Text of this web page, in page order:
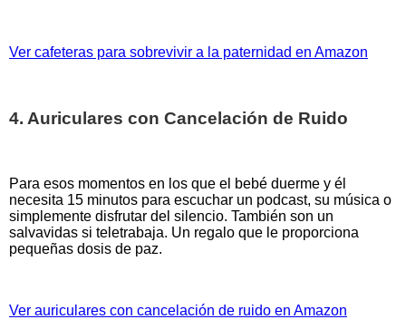
Ver cafeteras para sobrevivir a la paternidad en Amazon
4. Auriculares con Cancelación de Ruido
Para esos momentos en los que el bebé duerme y él
necesita 15 minutos para escuchar un podcast, su música o
simplemente disfrutar del silencio. También son un
salvavidas si teletrabaja. Un regalo que le proporciona
pequeñas dosis de paz.
Ver auriculares con cancelación de ruido en Amazon